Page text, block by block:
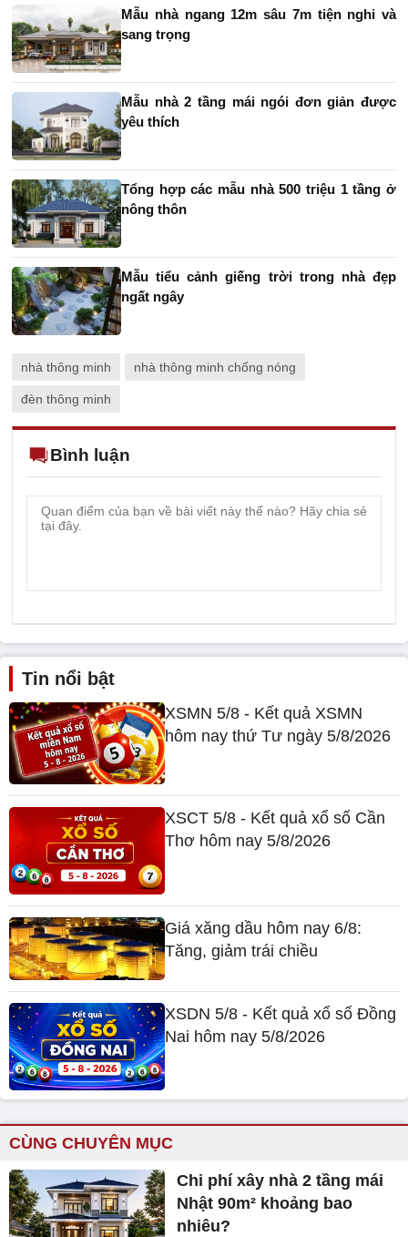
Mẫu nhà ngang 12m sâu 7m tiện nghi và
sang trọng
Mẫu nhà 2 tầng mái ngói đơn giản được
yêu thích
Tổng hợp các mẫu nhà 500 triệu 1 tầng ở
nông thôn
Mẫu tiểu cảnh giếng trời trong nhà đẹp
ngất ngây
nhà thông minh nhà thông minh chống nóng
đèn thông minh
Bình luận
Tin nổi bật
XSMN 5/8 - Kết quả XSMN
hôm nay thứ Tư ngày 5/8/2026
XSCT 5/8 - Kết quả xổ số Cần
Thơ hôm nay 5/8/2026
Giá xăng dầu hôm nay 6/8:
Tăng, giảm trái chiều
XSDN 5/8 - Kết quả xổ số Đồng
Nai hôm nay 5/8/2026
CÙNG CHUYÊN MỤC
Chi phí xây nhà 2 tầng mái
Nhật 90m² khoảng bao
nhiêu?